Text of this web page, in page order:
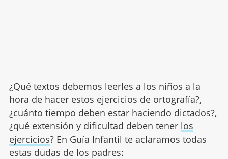
¿Qué textos debemos leerles a los niños a la
hora de hacer estos ejercicios de ortografía?,
¿cuánto tiempo deben estar haciendo dictados?,
¿qué extensión y dificultad deben tener los
ejercicios? En Guía Infantil te aclaramos todas
estas dudas de los padres: